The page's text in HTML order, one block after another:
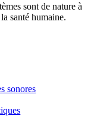
sont de nature à
santé humaine.
sonores